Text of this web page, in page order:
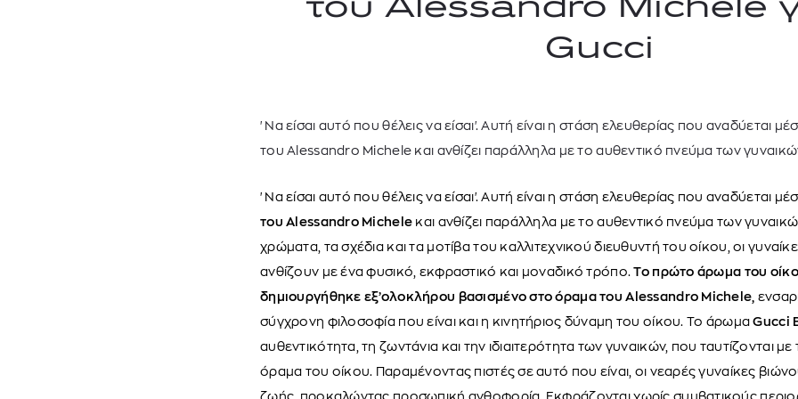
TOM FORD
365,00 € OFFER
MIU MIU
421,00 €
MC2 SAINT
120,00 €
του Alessandro Michele
Gucci
'Να είσαι αυτό που θέλεις να είσαι'. Αυτή είναι η στάση ελευθερίας που αναδύεται
του Alessandro Michele και ανθίζει παράλληλα με το αυθεντικό πνεύμα των
'Να είσαι αυτό που θέλεις να είσαι'. Αυτή είναι η στάση ελευθερίας που αναδύεται
του Alessandro Michele και ανθίζει παράλληλα με το αυθεντικό πνεύμα των
χρώματα, τα σχέδια και τα μοτίβα του καλλιτεχνικού διευθυντή του οίκου, οι
ανθίζουν με ένα φυσικό, εκφραστικό και μοναδικό τρόπο.Το πρώτο άρωμα του
δημιουργήθηκε εξ’ολοκλήρου βασισμένο στο όραμα του Alessandro Michele,
σύγχρονη φιλοσοφία που είναι και η κινητήριος δύναμη του οίκου. Το άρωμαGucci
αυθεντικότητα, τη ζωντάνια και την ιδιαιτερότητα των γυναικών, που ταυτίζονται με
όραμα του οίκου. Παραμένοντας πιστές σε αυτό που είναι, οι νεαρές γυναίκες
ζωής, προκαλώντας προσωπική ανθοφορία. Εκφράζονται χωρίς συμβατικούς